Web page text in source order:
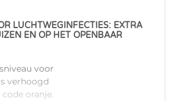
LUCHTWEGINFECTIES: EXTRA
EN OP HET OPENBAAR
voor
verhoogd
oranje.